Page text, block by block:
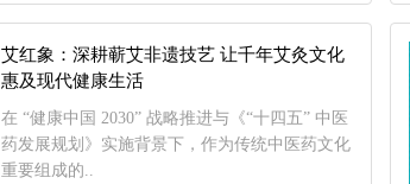
艾红象：深耕蕲艾非遗技艺 让千年艾灸文化
惠及现代健康生活
在 “健康中国 2030” 战略推进与《“十四五” 中医
药发展规划》实施背景下，作为传统中医药文化
重要组成的..